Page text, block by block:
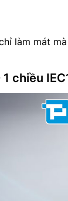
làm mát
chiều